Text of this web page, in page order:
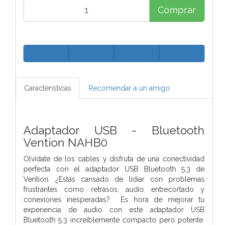
Comprar
Características Recomendar a un amigo
Adaptador USB - Bluetooth
Vention NAHB0
Olvídate de los cables y disfruta de una conectividad
perfecta con el adaptador USB Bluetooth 5.3 de
Vention. ¿Estás cansado de lidiar con problemas
frustrantes como retrasos, audio entrecortado y
conexiones inesperadas? Es hora de mejorar tu
experiencia de audio con este adaptador USB
Bluetooth 5.3 increíblemente compacto pero potente.